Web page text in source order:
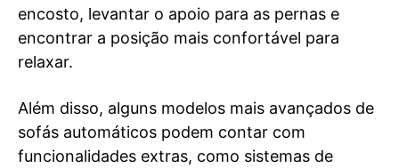
encosto, levantar o apoio para as pernas e
encontrar a posição mais confortável para
relaxar.
Além disso, alguns modelos mais avançados de
sofás automáticos podem contar com
funcionalidades extras, como sistemas de